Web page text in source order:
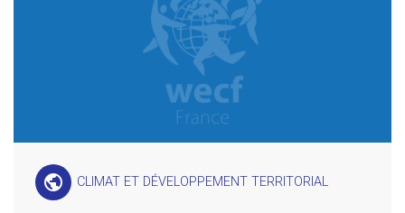
public CLIMAT ET DÉVELOPPEMENT TERRITORIAL